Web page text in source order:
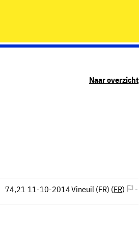
Naar overzicht
Vineuil (FR) (FR)
74,21 -
11-10-2014